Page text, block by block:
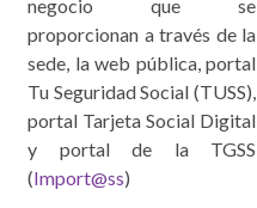
negocio que se
proporcionan a través de la
sede, la web pública, portal
Tu Seguridad Social (TUSS),
portal Tarjeta Social Digital
y portal de la TGSS
(Import@ss)